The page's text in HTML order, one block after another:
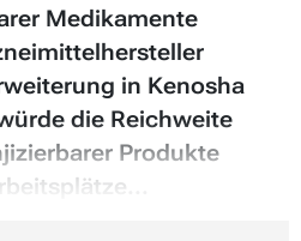
Medikamente
in Kenosha
die Reichweite
Produkte